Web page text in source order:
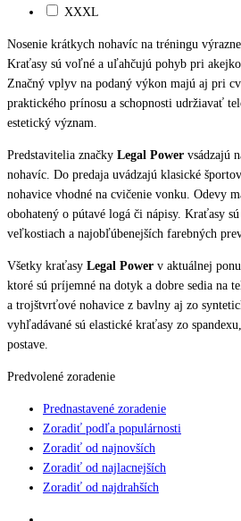
XXXL
Nosenie krátkych nohavíc na tréningu
Kraťasy sú voľné a uľahčujú pohyb pri
Značný vplyv na podaný výkon majú aj pri
praktického prínosu a schopnosti udržiavať
estetický význam.
Predstavitelia značky Legal Power vsádzajú
nohavíc. Do predaja uvádzajú klasické
nohavice vhodné na cvičenie vonku. Odevy
obohatený o pútavé logá či nápisy. Kraťasy
veľkostiach a najobľúbenejších farebných
Všetky kraťasy Legal Power v aktuálnej
ktoré sú príjemné na dotyk a dobre sedia na
a trojštvrťové nohavice z bavlny aj zo
vyhľadávané sú elastické kraťasy zo
postave.
Predvolené zoradenie
Prednastavené zoradenie
Zoradiť podľa populárnosti
Zoradiť od najnovších
Zoradiť od najlacnejších
Zoradiť od najdrahších